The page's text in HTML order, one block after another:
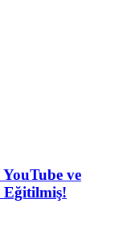
ve
Eğitilmiş!